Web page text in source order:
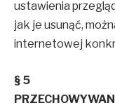
ustawienia
jak je usunąć,
internetowej
§ 5